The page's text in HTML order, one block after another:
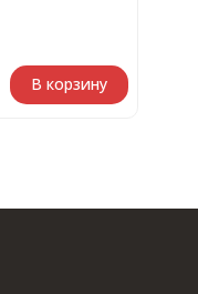
В корзину